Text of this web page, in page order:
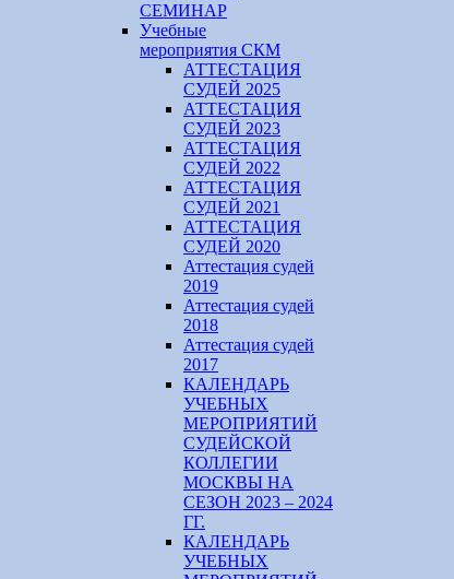
СЕМИНАР
Учебные
мероприятия СКМ
АТТЕСТАЦИЯ
СУДЕЙ 2025
АТТЕСТАЦИЯ
СУДЕЙ 2023
АТТЕСТАЦИЯ
СУДЕЙ 2022
АТТЕСТАЦИЯ
СУДЕЙ 2021
АТТЕСТАЦИЯ
СУДЕЙ 2020
Аттестация судей
2019
Аттестация судей
2018
Аттестация судей
2017
КАЛЕНДАРЬ
УЧЕБНЫХ
МЕРОПРИЯТИЙ
СУДЕЙСКОЙ
КОЛЛЕГИИ
МОСКВЫ НА
СЕЗОН 2023 – 2024
ГГ.
КАЛЕНДАРЬ
УЧЕБНЫХ